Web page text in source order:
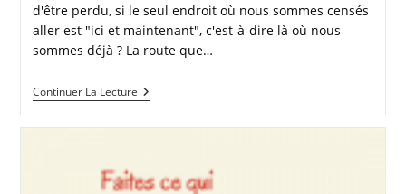
d'être perdu, si le seul endroit où nous sommes censés
aller est "ici et maintenant", c'est-à-dire là où nous
sommes déjà ? La route que…
Continuer La LectureJE
NE
SUIS